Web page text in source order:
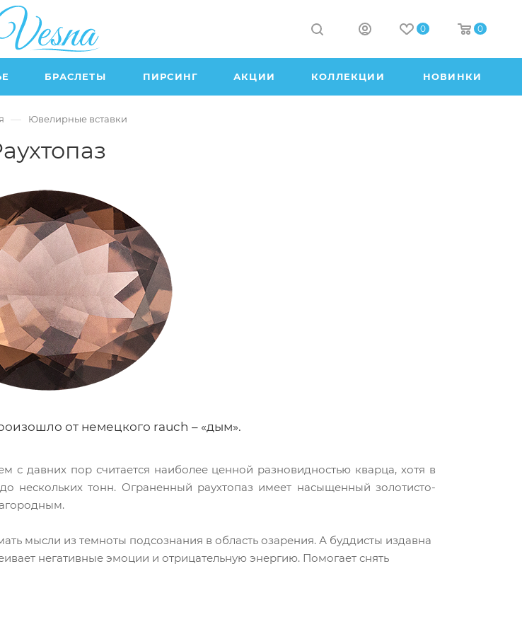
0 0
БРАСЛЕТЫ ПИРСИНГ АКЦИИ КОЛЛЕКЦИИ НОВИНКИ
— Ювелирные вставки
от немецкого rauch – «дым».
с давних пор считается наиболее ценной разновидностью кварца, хотя в
нескольких тонн. Ограненный раухтопаз имеет насыщенный золотисто-
мысли из темноты подсознания в область озарения. А буддисты издавна
негативные эмоции и отрицательную энергию. Помогает снять